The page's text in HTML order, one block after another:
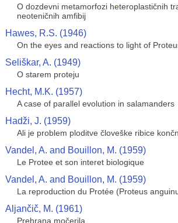
O dozdevni metamorfozi heteroplastičnih
neoteničnih amfibij
Hawes, R.S. (1946)
On the eyes and reactions to light of
Seliškar, A. (1949)
O starem proteju
Hecht, M.K. (1957)
A case of parallel evolution in salamanders
Hadži, J. (1959)
Ali je problem ploditve človeške ribice
Vandel, A. and Bouillon, M. (1959)
Le Protee et son interet biologique
Vandel, A. and Bouillon, M. (1959)
La reproduction du Protée (Proteus
Aljančič, M. (1961)
Prehrana močerila